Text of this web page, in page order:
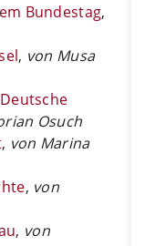
Bundestag,
, von Musa
Osuch
, von Marina
, von
, von